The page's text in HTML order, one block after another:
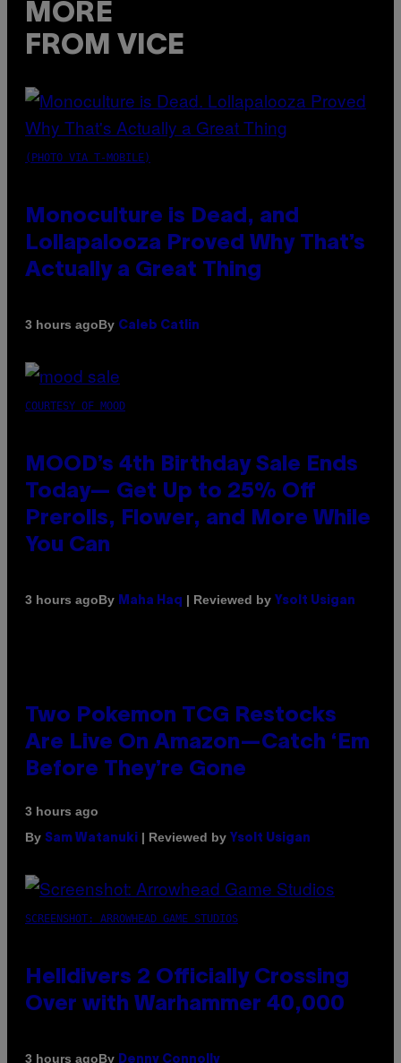
MORE
FROM VICE
(PHOTO VIA T-MOBILE)
Monoculture is Dead, and
Lollapalooza Proved Why That’s
Actually a Great Thing
3 hours agoBy Caleb Catlin
COURTESY OF MOOD
MOOD’s 4th Birthday Sale Ends
Today— Get Up to 25% Off
Prerolls, Flower, and More While
You Can
3 hours agoBy Maha Haq | Reviewed by Ysolt Usigan
Two Pokemon TCG Restocks
Are Live On Amazon—Catch ‘Em
Before They’re Gone
3 hours ago
By Sam Watanuki | Reviewed by Ysolt Usigan
SCREENSHOT: ARROWHEAD GAME STUDIOS
Helldivers 2 Officially Crossing
Over with Warhammer 40,000
3 hours agoBy Denny Connolly